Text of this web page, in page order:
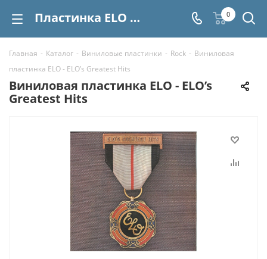
Пластинка ELO - ELO’s Greatest Hits купить | Интернет-магазин СтереоВинил 0
Главная - Каталог - Виниловые пластинки - Rock - Виниловая
пластинка ELO - ELO’s Greatest Hits
Виниловая пластинка ELO - ELO’s
Greatest Hits